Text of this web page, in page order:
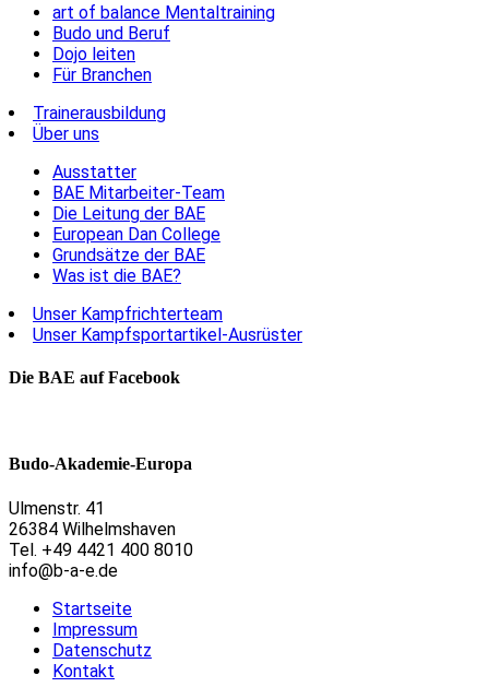
art of balance Mentaltraining
Budo und Beruf
Dojo leiten
Für Branchen
Trainerausbildung
Über uns
Ausstatter
BAE Mitarbeiter-Team
Die Leitung der BAE
European Dan College
Grundsätze der BAE
Was ist die BAE?
Unser Kampfrichterteam
Unser Kampfsportartikel-Ausrüster
Die BAE auf Facebook
Budo-Akademie-Europa
Ulmenstr. 41
26384 Wilhelmshaven
Tel. +49 4421 400 8010
info@b-a-e.de
Startseite
Impressum
Datenschutz
Kontakt